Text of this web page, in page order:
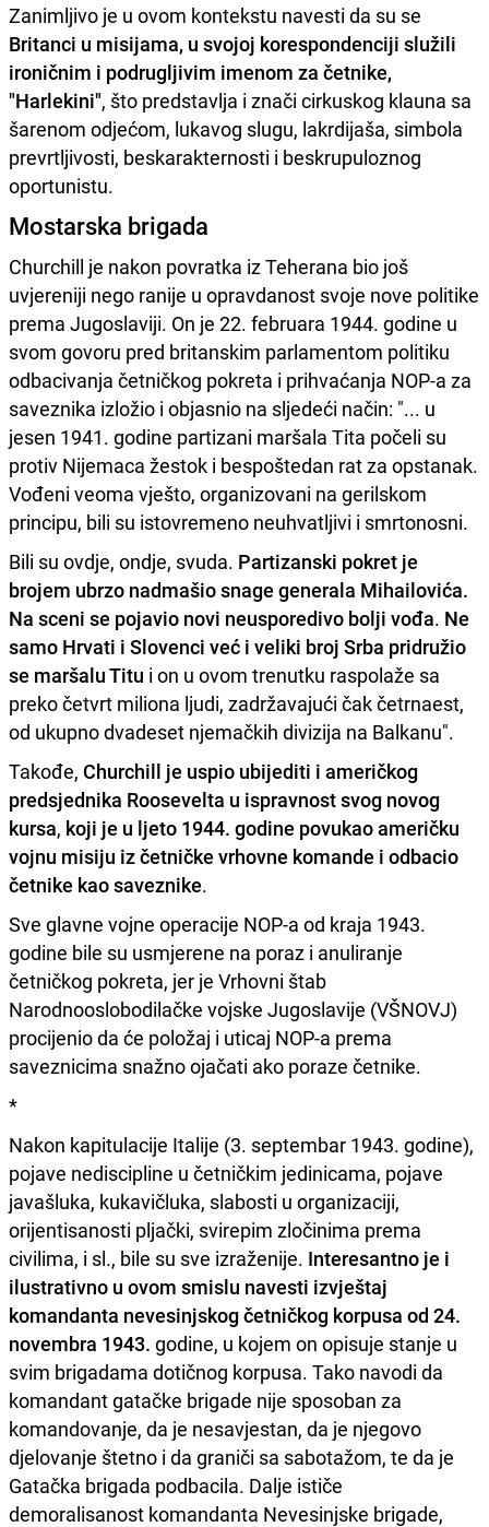
Zanimljivo je u ovom kontekstu navesti da su se
Britanci u misijama, u svojoj korespondenciji služili
ironičnim i podrugljivim imenom za četnike,
"Harlekini", što predstavlja i znači cirkuskog klauna sa
šarenom odjećom, lukavog slugu, lakrdijaša, simbola
prevrtljivosti, beskarakternosti i beskrupuloznog
oportunistu.
Mostarska brigada
Churchill je nakon povratka iz Teherana bio još
uvjereniji nego ranije u opravdanost svoje nove politike
prema Jugoslaviji. On je 22. februara 1944. godine u
svom govoru pred britanskim parlamentom politiku
odbacivanja četničkog pokreta i prihvaćanja NOP-a za
saveznika izložio i objasnio na sljedeći način: "... u
jesen 1941. godine partizani maršala Tita počeli su
protiv Nijemaca žestok i bespoštedan rat za opstanak.
Vođeni veoma vješto, organizovani na gerilskom
principu, bili su istovremeno neuhvatljivi i smrtonosni.
Bili su ovdje, ondje, svuda. Partizanski pokret je
brojem ubrzo nadmašio snage generala Mihailovića.
Na sceni se pojavio novi neusporedivo bolji vođa. Ne
samo Hrvati i Slovenci već i veliki broj Srba pridružio
se maršalu Titu i on u ovom trenutku raspolaže sa
preko četvrt miliona ljudi, zadržavajući čak četrnaest,
od ukupno dvadeset njemačkih divizija na Balkanu".
Takođe, Churchill je uspio ubijediti i američkog
predsjednika Roosevelta u ispravnost svog novog
kursa, koji je u ljeto 1944. godine povukao američku
vojnu misiju iz četničke vrhovne komande i odbacio
četnike kao saveznike.
Sve glavne vojne operacije NOP-a od kraja 1943.
godine bile su usmjerene na poraz i anuliranje
četničkog pokreta, jer je Vrhovni štab
Narodnooslobodilačke vojske Jugoslavije (VŠNOVJ)
procijenio da će položaj i uticaj NOP-a prema
saveznicima snažno ojačati ako poraze četnike.
*
Nakon kapitulacije Italije (3. septembar 1943. godine),
pojave nediscipline u četničkim jedinicama, pojave
javašluka, kukavičluka, slabosti u organizaciji,
orijentisanosti pljački, svirepim zločinima prema
civilima, i sl., bile su sve izraženije. Interesantno je i
ilustrativno u ovom smislu navesti izvještaj
komandanta nevesinjskog četničkog korpusa od 24.
novembra 1943. godine, u kojem on opisuje stanje u
svim brigadama dotičnog korpusa. Tako navodi da
komandant gatačke brigade nije sposoban za
komandovanje, da je nesavjestan, da je njegovo
djelovanje štetno i da graniči sa sabotažom, te da je
Gatačka brigada podbacila. Dalje ističe
demoralisanost komandanta Nevesinjske brigade,